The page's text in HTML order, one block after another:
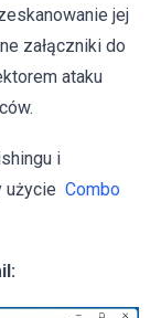
jej
załączniki do
ataku
i
użycie Combo